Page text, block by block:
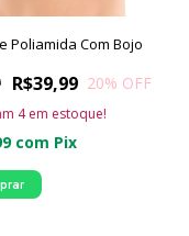
Poliamida Com Bojo
R$39,99 20% OFF
com Pix
4em estoque!